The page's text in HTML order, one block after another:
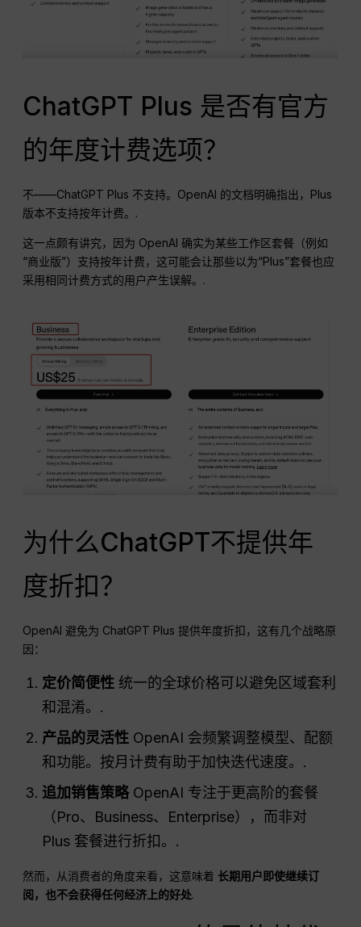
ChatGPT Plus 是否有官方
的年度计费选项？
不——ChatGPT Plus 不支持。OpenAI 的文档明确指出，Plus
版本不支持按年计费。.
这一点颇有讲究，因为 OpenAI 确实为某些工作区套餐（例如
“商业版”）支持按年计费，这可能会让那些以为“Plus”套餐也应
采用相同计费方式的用户产生误解。.
为什么ChatGPT不提供年
度折扣？
OpenAI 避免为 ChatGPT Plus 提供年度折扣，这有几个战略原
因：
定价简便性 统一的全球价格可以避免区域套利
和混淆。.
产品的灵活性 OpenAI 会频繁调整模型、配额
和功能。按月计费有助于加快迭代速度。.
追加销售策略OpenAI 专注于更高阶的套餐
（Pro、Business、Enterprise），而非对
Plus 套餐进行折扣。.
然而，从消费者的角度来看，这意味着 长期用户即使继续订
阅，也不会获得任何经济上的好处.